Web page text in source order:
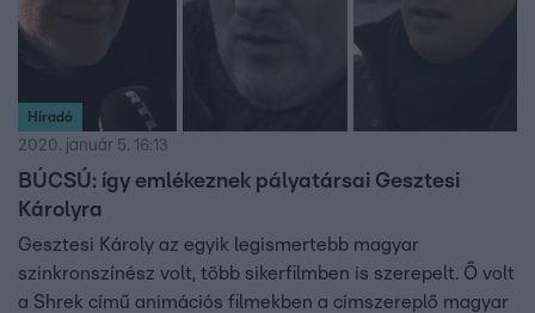
Híradó
2020. január 5. 16:13
BÚCSÚ: így emlékeznek pályatársai Gesztesi
Károlyra
Gesztesi Károly az egyik legismertebb magyar
szinkronszínész volt, több sikerfilmben is szerepelt. Ő volt
a Shrek című animációs filmekben a címszereplő magyar